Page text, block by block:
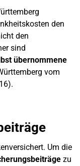
den
den
sind
übernommene
vom
Um die
zu